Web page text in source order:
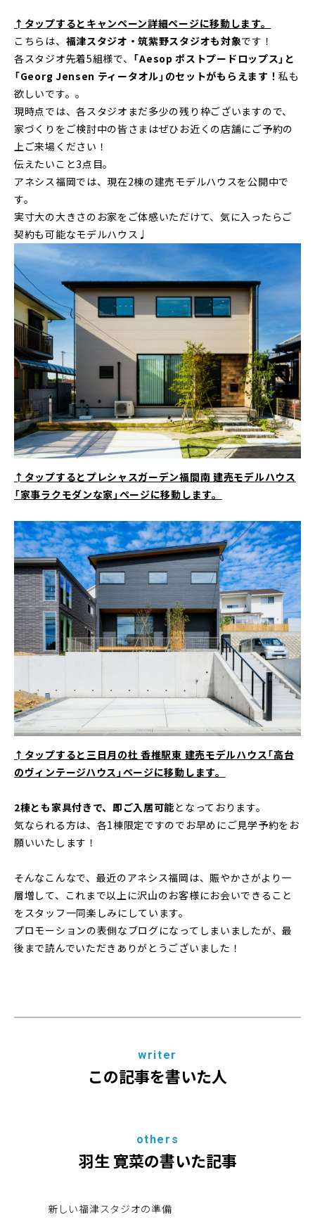
↑タップするとキャンペーン詳細ページに移動します。
こちらは、 福津スタジオ・筑紫野スタジオも対象です！
各スタジオ先着5組様で、 「Aesop ポストプードロップス」と
「Georg Jensen ティータオル」のセットがもらえます！私も
欲しいです。。
現時点では、各スタジオまだ多少の残り枠ございますので、
家づくりをご検討中の皆さまはぜひお近くの店舗にご予約の
上ご来場ください！
伝えたいこと3点目。
アネシス福岡では、現在2棟の建売モデルハウスを公開中で
す。
実寸大の大きさのお家をご体感いただけて、気に入ったらご
契約も可能なモデルハウス♩
↑タップするとプレシャスガーデン福間南 建売モデルハウス
「家事ラクモダンな家」ページに移動します。
↑タップすると三日月の杜 香椎駅東 建売モデルハウス「高台
のヴィンテージハウス」ページに移動します。
2棟とも家具付きで、即ご入居可能となっております。
気なられる方は、各1棟限定ですのでお早めにご見学予約をお
願いいたします！
そんなこんなで、最近のアネシス福岡は、賑やかさがより一
層増して、これまで以上に沢山のお客様にお会いできること
をスタッフ一同楽しみにしています。
プロモーションの表側なブログになってしまいましたが、最
後まで読んでいただきありがとうございました！
writer
この記事を書いた人
others
羽生 寛菜の書いた記事
新しい福津スタジオの準備